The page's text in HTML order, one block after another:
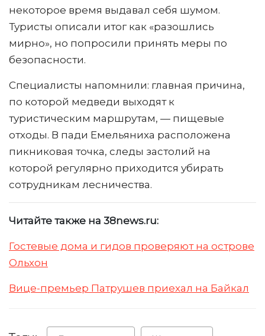
некоторое время выдавал себя шумом.
Туристы описали итог как «разошлись
мирно», но попросили принять меры по
безопасности.
Специалисты напомнили: главная причина,
по которой медведи выходят к
туристическим маршрутам, — пищевые
отходы. В пади Емельяниха расположена
пикниковая точка, следы застолий на
которой регулярно приходится убирать
сотрудникам лесничества.
Читайте также на 38news.ru:
Гостевые дома и гидов проверяют на острове
Ольхон
Вице-премьер Патрушев приехал на Байкал